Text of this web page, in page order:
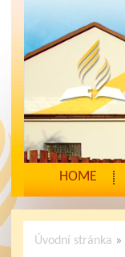
HOME
Úvodní stránka »